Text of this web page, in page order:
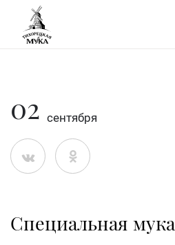
02 сентября
Специальная мука